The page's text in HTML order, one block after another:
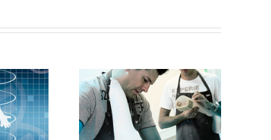
Heckert en
Van Lierop: